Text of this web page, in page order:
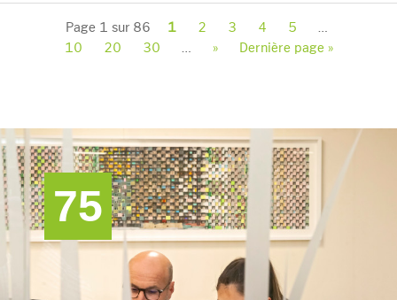
Page 1 sur 86 1 2 3 4 5
10
20 30 » Dernière page »
75